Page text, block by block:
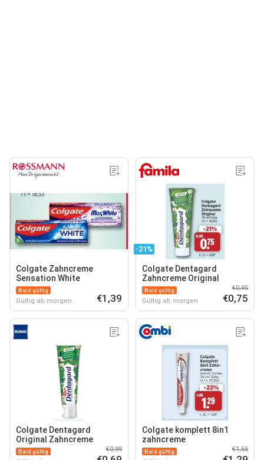
Colgate Zahncreme
Sensation White
Bald gültig
Gültig ab morgen €1,39
-21%
Colgate Dentagard
Zahncreme Original
Bald gültig
Gültig ab morgen
€0,95
€0,75
Colgate Dentagard
Original Zahncreme
Bald gültig €0,99
Colgate komplett 8in1
zahncreme
Bald gültig €1,65